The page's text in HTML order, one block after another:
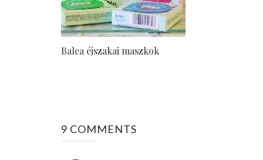
Balea éjszakai maszkok
9 COMMENTS